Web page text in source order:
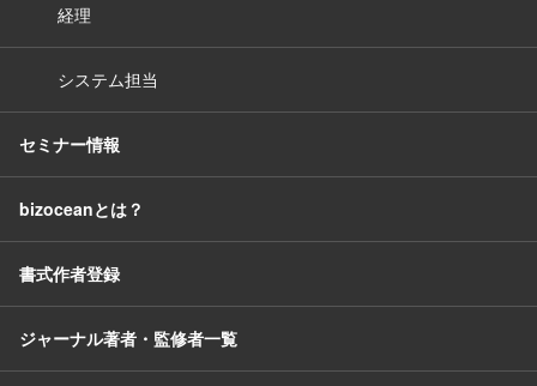
経理
システム担当
セミナー情報
bizoceanとは？
書式作者登録
ジャーナル著者・監修者一覧